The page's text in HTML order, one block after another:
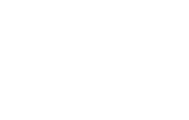
万元
市场工作
施有效监管